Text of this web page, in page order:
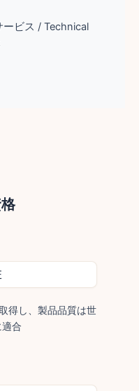
ビス / Technical
得し、製品品質は世
合